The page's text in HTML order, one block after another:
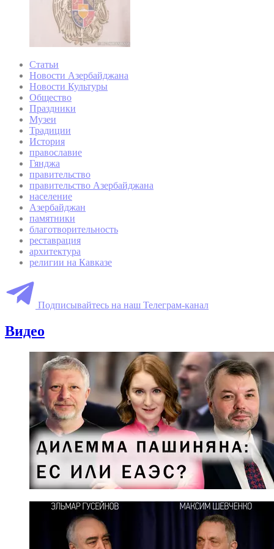
Статьи
Новости Азербайджана
Новости Культуры
Общество
Праздники
Музеи
Традиции
История
православие
Гянджа
правительство
правительство Азербайджана
население
Азербайджан
памятники
благотворительность
реставрация
архитектура
религии на Кавказе
Подписывайтесь на наш Телеграм-канал
Видео